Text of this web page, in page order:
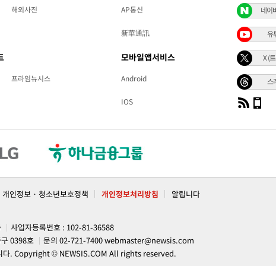
해외사진
프라임뉴시스
AP통신
新華通訊
모바일앱서비스
Android
IOS
네이
유
X (
스
개인정보 · 청소년보호정책 개인정보처리방침 알립니다
사업자등록번호 : 102-81-36588
0398호 문의 02-721-7400webmaster@newsis.com
니다. Copyright © NEWSIS.COM All rights reserved.